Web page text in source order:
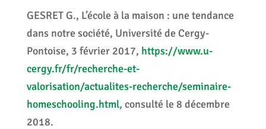
GESRET G., L’école à la maison : une tendance
dans notre société, Université de Cergy-
Pontoise, 3 février 2017, https://www.u-
cergy.fr/fr/recherche-et-
valorisation/actualites-recherche/seminaire-
homeschooling.html, consulté le 8 décembre
2018.